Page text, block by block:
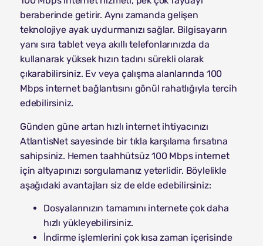
beraberinde getirir. Aynı zamanda gelişen
teknolojiye ayak uydurmanızı sağlar. Bilgisayarın
yanı sıra tablet veya akıllı telefonlarınızda da
kullanarak yüksek hızın tadını sürekli olarak
çıkarabilirsiniz. Ev veya çalışma alanlarında 100
Mbps internet bağlantısını gönül rahatlığıyla tercih
edebilirsiniz.
Günden güne artan hızlı internet ihtiyacınızı
AtlantisNet sayesinde bir tıkla karşılama fırsatına
sahipsiniz. Hemen taahhütsüz 100 Mbps internet
için altyapınızı sorgulamanız yeterlidir. Böylelikle
aşağıdaki avantajları siz de elde edebilirsiniz:
Dosyalarınızın tamamını internete çok daha
hızlı yükleyebilirsiniz.
İndirme işlemlerini çok kısa zaman içerisinde